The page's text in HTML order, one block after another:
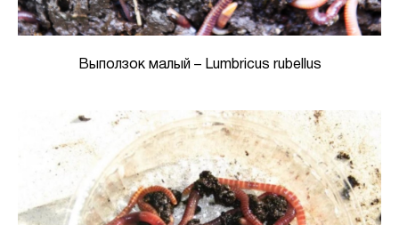
Выползок малый – Lumbricus rubellus